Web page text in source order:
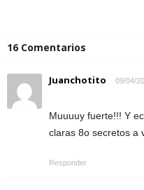
16 Comentarios
Juanchotito 09/04/
Muuuuy fuerte!!! Y
claras 8o secretos a
Responder